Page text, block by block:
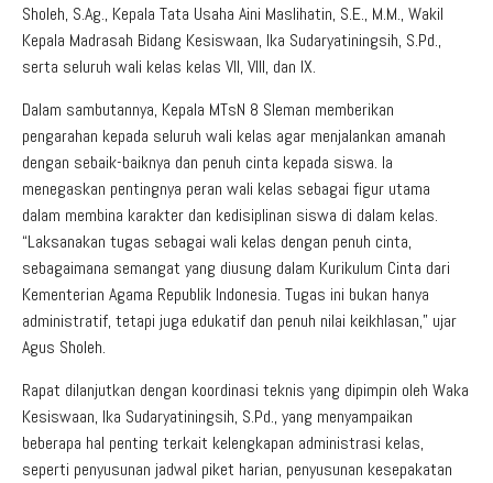
Sholeh, S.Ag., Kepala Tata Usaha Aini Maslihatin, S.E., M.M., Wakil
Kepala Madrasah Bidang Kesiswaan, Ika Sudaryatiningsih, S.Pd.,
serta seluruh wali kelas kelas VII, VIII, dan IX.
Dalam sambutannya, Kepala MTsN 8 Sleman memberikan
pengarahan kepada seluruh wali kelas agar menjalankan amanah
dengan sebaik-baiknya dan penuh cinta kepada siswa. Ia
menegaskan pentingnya peran wali kelas sebagai figur utama
dalam membina karakter dan kedisiplinan siswa di dalam kelas.
“Laksanakan tugas sebagai wali kelas dengan penuh cinta,
sebagaimana semangat yang diusung dalam Kurikulum Cinta dari
Kementerian Agama Republik Indonesia. Tugas ini bukan hanya
administratif, tetapi juga edukatif dan penuh nilai keikhlasan,” ujar
Agus Sholeh.
Rapat dilanjutkan dengan koordinasi teknis yang dipimpin oleh Waka
Kesiswaan, Ika Sudaryatiningsih, S.Pd., yang menyampaikan
beberapa hal penting terkait kelengkapan administrasi kelas,
seperti penyusunan jadwal piket harian, penyusunan kesepakatan